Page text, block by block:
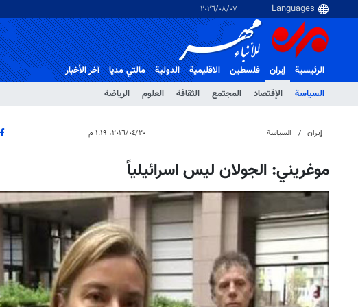
٠٧‏/٠٨‏/٢٠٢٦
الرئيسية
إيران
السياسة
الإقتصاد المجتمع الثقافة العلوم الرياضة
فلسطین الاقلیمیة الدولية مالتي مدیا آخر الأخبار
إيران السياسة ٢٠‏/٠٤‏/٢٠١٦، ١:١٩ م
موغريني: الجولان ليس اسرائيلياً